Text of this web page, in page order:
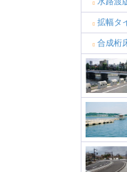
拡幅タ
合成桁